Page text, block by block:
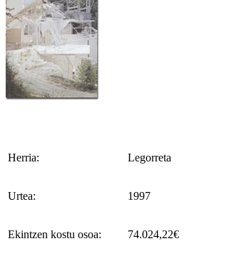
Herria: Legorreta
Urtea: 1997
Ekintzen kostu osoa: 74.024,22€